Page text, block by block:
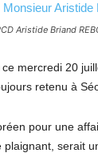
Aristide Briand
mercredi 20
retenu à
pour une
plaignant, serait